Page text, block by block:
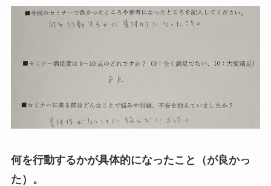
何を行動するかが具体的になったこと（が良かっ
た）。